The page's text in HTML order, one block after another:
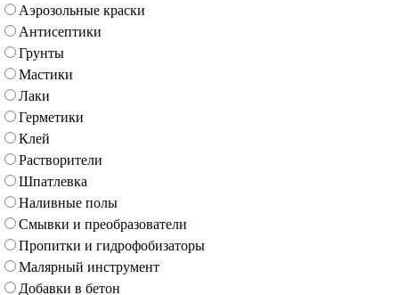
Аэрозольные краски
Антисептики
Грунты
Мастики
Лаки
Герметики
Клей
Растворители
Шпатлевка
Наливные полы
Смывки и преобразователи
Пропитки и гидрофобизаторы
Малярный инструмент
Добавки в бетон